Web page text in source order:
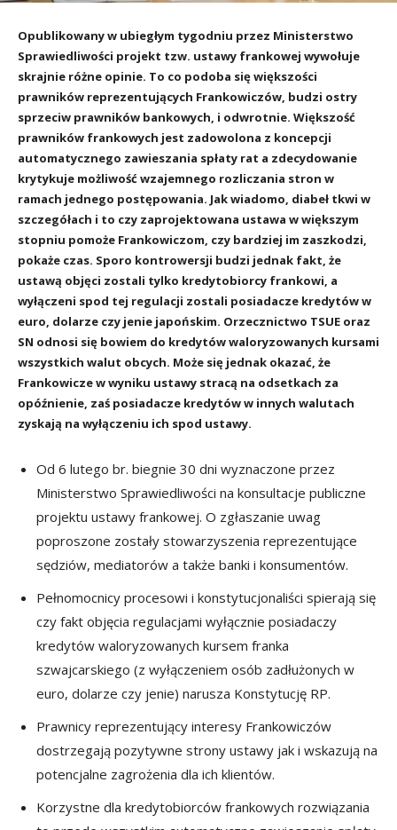
Opublikowany w ubiegłym tygodniu przez Ministerstwo
Sprawiedliwości projekt tzw. ustawy frankowej wywołuje
skrajnie różne opinie. To co podoba się większości
prawników reprezentujących Frankowiczów, budzi ostry
sprzeciw prawników bankowych, i odwrotnie. Większość
prawników frankowych jest zadowolona z koncepcji
automatycznego zawieszania spłaty rat a zdecydowanie
krytykuje możliwość wzajemnego rozliczania stron w
ramach jednego postępowania. Jak wiadomo, diabeł tkwi w
szczegółach i to czy zaprojektowana ustawa w większym
stopniu pomoże Frankowiczom, czy bardziej im zaszkodzi,
pokaże czas. Sporo kontrowersji budzi jednak fakt, że
ustawą objęci zostali tylko kredytobiorcy frankowi, a
wyłączeni spod tej regulacji zostali posiadacze kredytów w
euro, dolarze czy jenie japońskim. Orzecznictwo TSUE oraz
SN odnosi się bowiem do kredytów waloryzowanych kursami
wszystkich walut obcych. Może się jednak okazać, że
Frankowicze w wyniku ustawy stracą na odsetkach za
opóźnienie, zaś posiadacze kredytów w innych walutach
zyskają na wyłączeniu ich spod ustawy.
Od 6 lutego br. biegnie 30 dni wyznaczone przez
Ministerstwo Sprawiedliwości na konsultacje publiczne
projektu ustawy frankowej. O zgłaszanie uwag
poproszone zostały stowarzyszenia reprezentujące
sędziów, mediatorów a także banki i konsumentów.
Pełnomocnicy procesowi i konstytucjonaliści spierają się
czy fakt objęcia regulacjami wyłącznie posiadaczy
kredytów waloryzowanych kursem franka
szwajcarskiego (z wyłączeniem osób zadłużonych w
euro, dolarze czy jenie) narusza Konstytucję RP.
Prawnicy reprezentujący interesy Frankowiczów
dostrzegają pozytywne strony ustawy jak i wskazują na
potencjalne zagrożenia dla ich klientów.
Korzystne dla kredytobiorców frankowych rozwiązania